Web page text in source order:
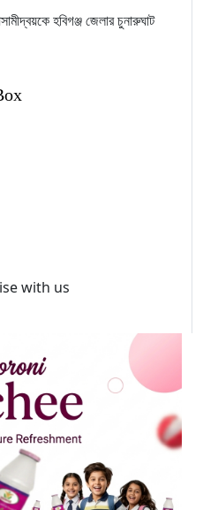
হবিগঞ্জ জেলার চুনারুঘাট